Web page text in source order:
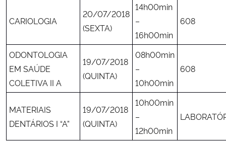
Gabinete de Segurança Institucional
Advocacia-Geral da União
Banco Central do Brasil
Planalto
CARIOLOGIA
20/07/2018
(SEXTA)
14h00min
–
16h00min
608
ODONTOLOGIA
EM SAÚDE
COLETIVA II A
19/07/2018
(QUINTA)
08h00min
–
10h00min
608
MATERIAIS
DENTÁRIOS I “A”
19/07/2018
(QUINTA)
10h00min
–
12h00min